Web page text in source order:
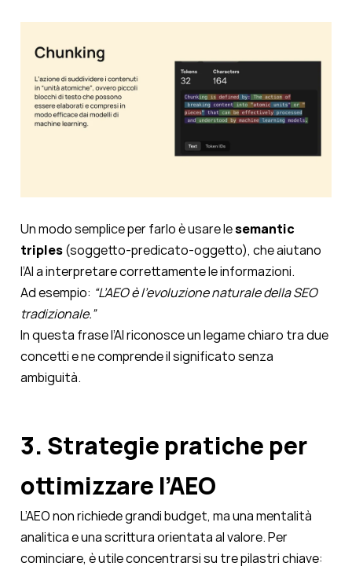
Un modo semplice per farlo è usare lesemantic
triples(soggetto-predicato-oggetto), che aiutano
l’AI a interpretare correttamente le informazioni.
Ad esempio: “L’AEO è l’evoluzione naturale della SEO
tradizionale.”
In questa frase l’AI riconosce un legame chiaro tra due
concetti e ne comprende il significato senza
ambiguità.
3. Strategie pratiche per
ottimizzare l’AEO
L’AEO non richiede grandi budget, ma una mentalità
analitica e una scrittura orientata al valore. Per
cominciare, è utile concentrarsi su tre pilastri chiave: